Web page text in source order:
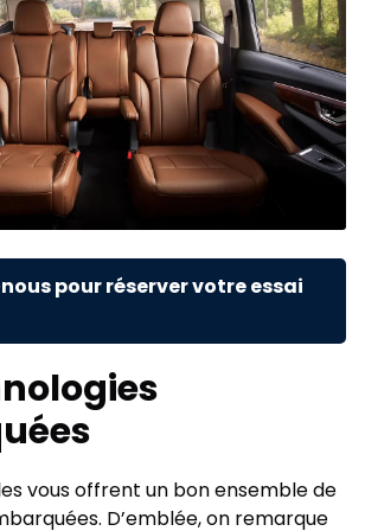
pour réserver votre essai
vous offrent un bon ensemble de
D’emblée, on remarque